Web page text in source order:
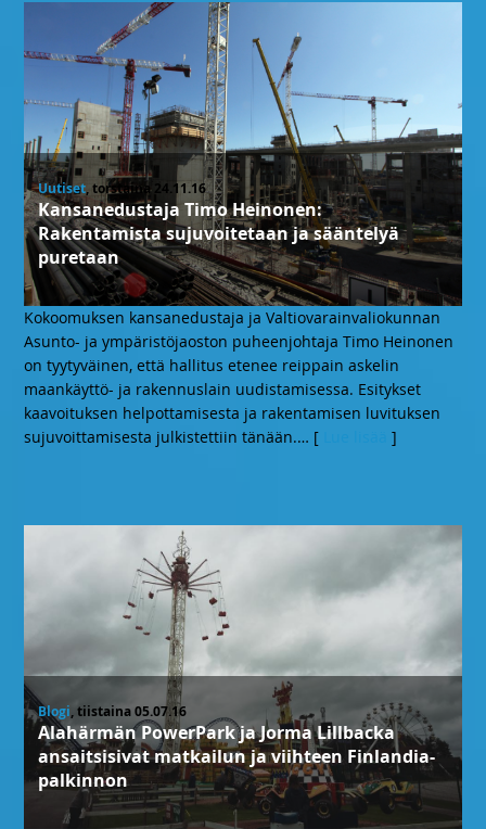
Uutiset, torstaina 24.11.16
Kansanedustaja Timo Heinonen:
Rakentamista sujuvoitetaan ja sääntelyä
puretaan
Kokoomuksen kansanedustaja ja Valtiovarainvaliokunnan
Asunto- ja ympäristöjaoston puheenjohtaja Timo Heinonen
on tyytyväinen, että hallitus etenee reippain askelin
maankäyttö- ja rakennuslain uudistamisessa. Esitykset
kaavoituksen helpottamisesta ja rakentamisen luvituksen
sujuvoittamisesta julkistettiin tänään.… [ ]
Blogi, tiistaina 05.07.16
Alahärmän PowerPark ja Jorma Lillbacka
ansaitsisivat matkailun ja viihteen Finlandia-
palkinnon